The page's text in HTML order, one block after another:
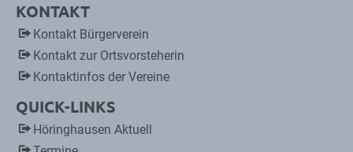
KONTAKT
Kontakt Bürgerverein
Kontakt zur Ortsvorsteherin
Kontaktinfos der Vereine
QUICK-LINKS
Höringhausen Aktuell